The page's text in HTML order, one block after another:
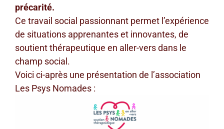
précarité.
Ce travail social passionnant permet l’expérience
de situations apprenantes et innovantes, de
soutient thérapeutique en aller-vers dans le
champ social.
Voici ci-après une présentation de l’association
Les Psys Nomades :